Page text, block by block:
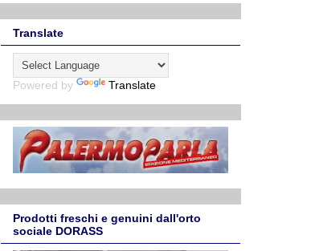
Translate
Powered by Translate
Prodotti freschi e genuini dall'orto
sociale DORASS